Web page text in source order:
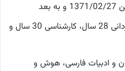
حداکثر شرایط سنی کاردانی 28 سال، کارشناسی 30 سال و
و ادبیات فارسی، هوش و